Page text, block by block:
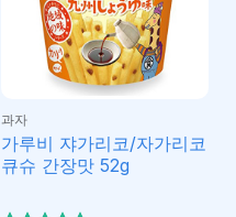
과자
가루비 쟈가리코/자가리코
큐슈 간장맛 52g